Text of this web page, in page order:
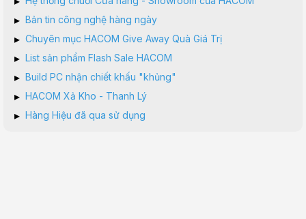
▸ Bản tin công nghệ hàng ngày
▸ Chuyên mục HACOM Give Away Quà Giá Trị
▸ List sản phẩm Flash Sale HACOM
▸ Build PC nhận chiết khấu "khủng"
▸ HACOM Xả Kho - Thanh Lý
▸ Hàng Hiệu đã qua sử dụng